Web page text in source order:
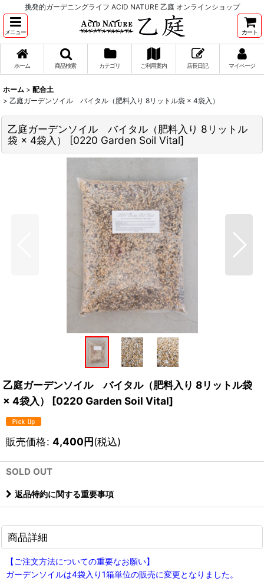
挑発的ガーデニングライフ ACID NATURE 乙庭 オンラインショップ
メニュー カート
ホーム 商品検索 カテゴリ ご利用案内 店長日記 マイページ
ホーム > 配合土
> 乙庭ガーデンソイル バイタル（肥料入り 8リットル袋 × 4袋入）
乙庭ガーデンソイル バイタル（肥料入り 8リットル
袋 × 4袋入）
[0220 Garden Soil Vital]
乙庭ガーデンソイル バイタル（肥料入り 8リットル袋
× 4袋入）
[0220 Garden Soil Vital]
販売価格: 4,400円(税込)
SOLD OUT
返品特約に関する重要事項
商品詳細
【ご注文方法についての重要なお願い】
ガーデンソイルは4袋入り1箱単位の販売に変更となりました。